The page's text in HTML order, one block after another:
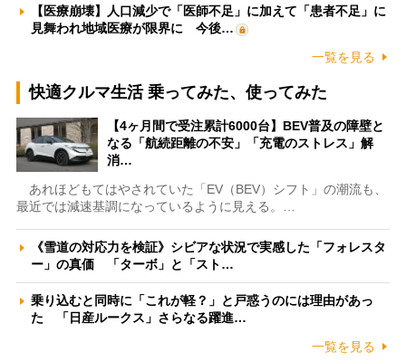
【医療崩壊】人口減少で「医師不足」に加えて「患者不足」に
見舞われ地域医療が限界に 今後…
一覧を見る
快適クルマ生活 乗ってみた、使ってみた
【4ヶ月間で受注累計6000台】BEV普及の障壁と
なる「航続距離の不安」「充電のストレス」解
消…
あれほどもてはやされていた「EV（BEV）シフト」の潮流も、
最近では減速基調になっているように見える。…
《雪道の対応力を検証》シビアな状況で実感した「フォレスタ
ー」の真価 「ターボ」と「スト…
乗り込むと同時に「これが軽？」と戸惑うのには理由があっ
た 「日産ルークス」さらなる躍進…
一覧を見る